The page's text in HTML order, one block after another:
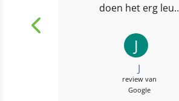
doen het erg leuk
ervaren team!!!
J
J
review van
Google